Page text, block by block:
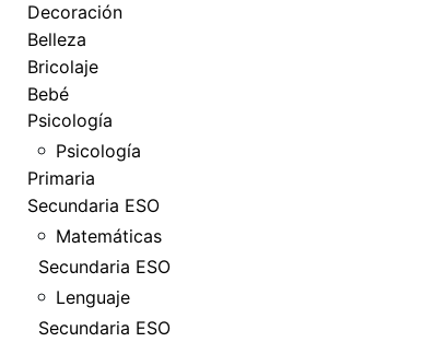
Decoración
Belleza
Bricolaje
Bebé
Psicología
Psicología
Primaria
Secundaria ESO
Matemáticas
Secundaria ESO
Lenguaje
Secundaria ESO